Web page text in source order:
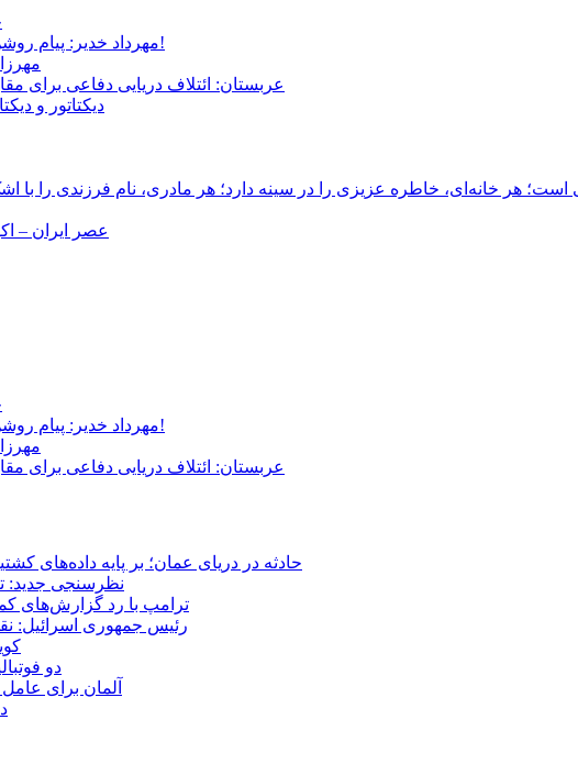
مهرداد خدیر: پیام روشن پزشکیان در گفت‌و‌گوی تصویری با مرد نامرئی: من هستم!
عربستان: ائتلاف دریایی دفاعی برای
دیکتاتور و
هر خانه‌ای، خاطره عزیزی را در سینه دارد؛ هر مادری، نام فرزندی را
عصر ایران –
مهرداد خدیر: پیام روشن پزشکیان در گفت‌و‌گوی تصویری با مرد نامرئی: من هستم!
عربستان: ائتلاف دریایی دفاعی برای
حادثه در دریای عمان؛ بر پایه داده‌های
نظرسنجی جدید:
ترامپ با رد گزارش‌های
رئیس‌ جمهوری اسرائیل:
دو
آلمان برای